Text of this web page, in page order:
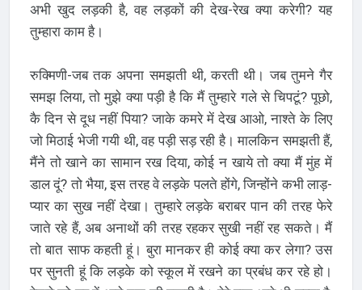
अभी खुद लड़की है, वह लड़कों की देख-रेख क्या करेगी? यह
तुम्हारा काम है।
रुक्मिणी-जब तक अपना समझती थी, करती थी। जब तुमने गैर
समझ लिया, तो मुझे क्या पड़ी है कि मैं तुम्हारे गले से चिपटूं? पूछो,
कै दिन से दूध नहीं पिया? जाके कमरे में देख आओ, नाश्ते के लिए
जो मिठाई भेजी गयी थी, वह पड़ी सड़ रही है। मालकिन समझती हैं,
मैंने तो खाने का सामान रख दिया, कोई न खाये तो क्या मैं मुंह में
डाल दूं? तो भैया, इस तरह वे लड़के पलते होंगे, जिन्होंने कभी लाड़-
प्यार का सुख नहीं देखा। तुम्हारे लड़के बराबर पान की तरह फेरे
जाते रहे हैं, अब अनाथों की तरह रहकर सुखी नहीं रह सकते। मैं
तो बात साफ कहती हूं। बुरा मानकर ही कोई क्या कर लेगा? उस
पर सुनती हूं कि लड़के को स्कूल में रखने का प्रबंध कर रहे हो।